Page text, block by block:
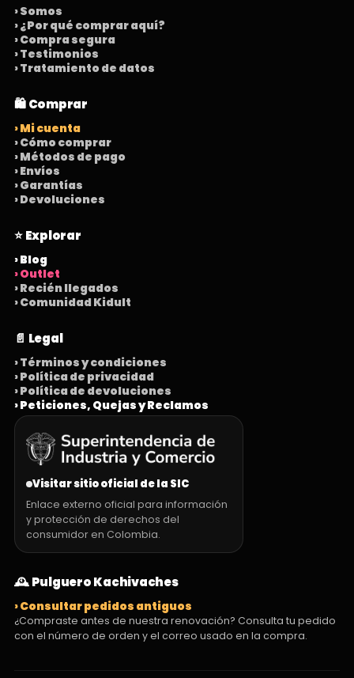
› Somos
› ¿Por qué comprar aquí?
› Compra segura
› Testimonios
› Tratamiento de datos
🛍️ Comprar
› Mi cuenta
› Cómo comprar
› Métodos de pago
› Envíos
› Garantías
› Devoluciones
⭐ Explorar
› Blog
› Outlet
› Recién llegados
› Comunidad Kidult
📄 Legal
› Términos y condiciones
› Política de privacidad
› Política de devoluciones
› Peticiones, Quejas y Reclamos
Visitar sitio oficial de la SIC
Enlace externo oficial para información
y protección de derechos del
consumidor en Colombia.
🕰️ Pulguero Kachivaches
› Consultar pedidos antiguos
¿Compraste antes de nuestra renovación? Consulta tu pedido
con el número de orden y el correo usado en la compra.